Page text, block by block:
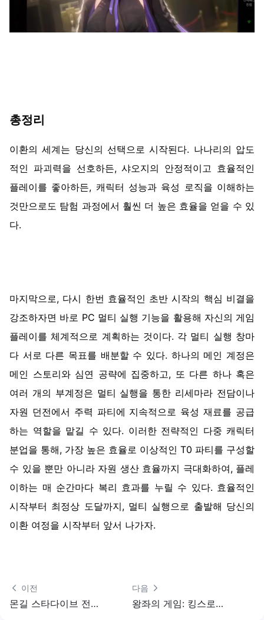
총정리
이환의 세계는 당신의 선택으로 시작된다. 나나리의 압도
적인 파괴력을 선호하든, 샤오지의 안정적이고 효율적인
플레이를 좋아하든, 캐릭터 성능과 육성 로직을 이해하는
것만으로도 탐험 과정에서 훨씬 더 높은 효율을 얻을 수 있
다.
마지막으로, 다시 한번 효율적인 초반 시작의 핵심 비결을
강조하자면 바로 PC 멀티 실행 기능을 활용해 자신의 게임
플레이를 체계적으로 계획하는 것이다. 각 멀티 실행 창마
다 서로 다른 목표를 배분할 수 있다. 하나의 메인 계정은
메인 스토리와 심연 공략에 집중하고, 또 다른 하나 혹은
여러 개의 부계정은 멀티 실행을 통한 리세마라 전담이나
자원 던전에서 주력 파티에 지속적으로 육성 재료를 공급
하는 역할을 맡길 수 있다. 이러한 전략적인 다중 캐릭터
분업을 통해, 가장 높은 효율로 이상적인 T0 파티를 구성할
수 있을 뿐만 아니라 자원 생산 효율까지 극대화하여, 플레
이하는 매 순간마다 복리 효과를 누릴 수 있다. 효율적인
시작부터 최정상 도달까지, 멀티 실행으로 출발해 당신의
이환 여정을 시작부터 앞서 나가자.
이전
몬길 스타다이브 전체 캐릭터 강도 순위 및 육성 가이드
다음
왕좌의 게임: 킹스로드 모바일 원격 플레이｜웨스테로스 가이드